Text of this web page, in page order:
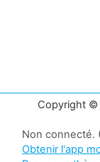
Copyright ©
Non connecté.
Obtenir l'app